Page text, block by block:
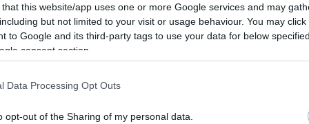
that this website/app uses one or more Google services and may
but not limited to your visit or usage behaviour. You may
to Google and its third-party tags to use your data for below
consent section.
Data Processing Opt Outs
opt-out of the Sharing of my personal data.
Forum και το Παγκόσμιο Ινστιτούτο
ότι ως το 2030, η ζήτηση θα στραφεί
όπωςαναλυτική και δημιουργική σκέψη,
νοημοσύνη
πραγματικότητα, οι απόφοιτοι